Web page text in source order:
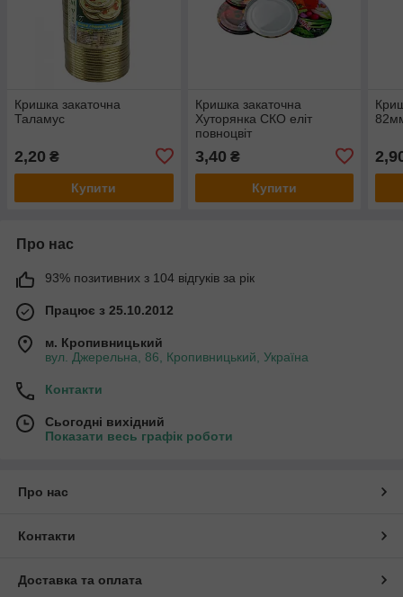
Кришка закаточна
Таламус
2,20 ₴
Купити
Кришка закаточна
Хуторянка СКО еліт
повноцвіт
3,40 ₴
Купити
Про нас
93% позитивних з 104 відгуків за рік
Працює з 25.10.2012
м. Кропивницький
вул. Джерельна, 86, Кропивницький, Україна
Контакти
Сьогодні вихідний
Показати весь графік роботи
Про нас
Контакти
Доставка та оплата